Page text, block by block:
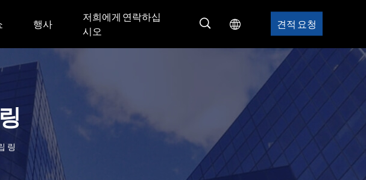
행사
저희에게 연락하십
시오
견적 요청
링